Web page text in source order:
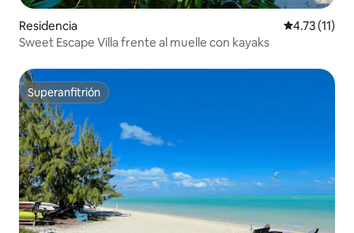
Residencia Calificación
4.73 (11)
Sweet Escape Villa frente al muelle con kayaks
Superanfitrión
Superanfitrión